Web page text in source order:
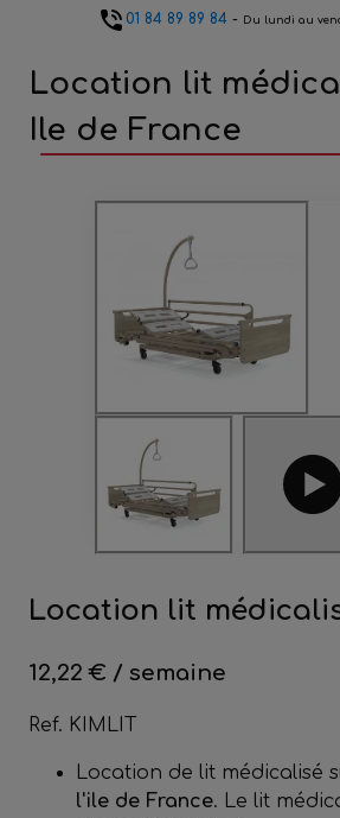
01 84 89 89 84- Du lundi au
Location lit
Ile de France
Location lit
12,22 € / semaine
Ref. KIMLIT
Location de lit médicalisé
l'ile de France. Le lit